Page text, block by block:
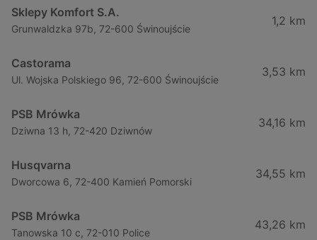
Sklepy Komfort S.A.
Grunwaldzka 97b, 72-600 Świnoujście
1,2 km
Castorama
Ul. Wojska Polskiego 96, 72-600 Świnoujście
3,53 km
PSB Mrówka
Dziwna 13 h, 72-420 Dziwnów
34,16 km
Husqvarna
Dworcowa 6, 72-400 Kamień Pomorski
34,55 km
PSB Mrówka
Tanowska 10 c, 72-010 Police
43,26 km